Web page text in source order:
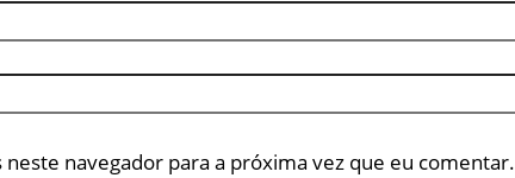
neste navegador para a próxima vez que eu comentar.